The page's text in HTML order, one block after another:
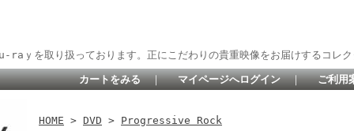
raｙを取り扱っております。正にこだわりの貴重映像をお届けするコレク
カートをみる ｜ マイページへログイン ｜ ご利用
HOME > DVD > Progressive Rock